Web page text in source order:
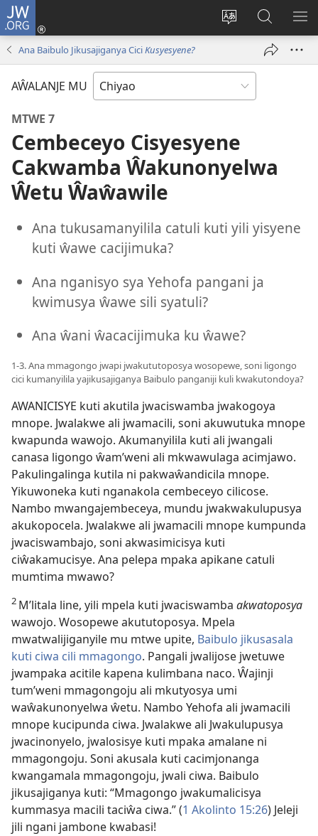
JW.ORG
Acenje
ciŵeceto
Ajinjile
(awugule
pa
JW.ORG
Ana Baibulo Jikusajiganya CiciKusyesyene?
AŴALANJE MU
MTWE 7
Cembeceyo Cisyesyene
Cakwamba Ŵakunonyelwa
Ŵetu Ŵaŵawile
Ana tukusamanyilila catuli kuti yili yisyene
kuti ŵawe cacijimuka?
Ana nganisyo sya Yehofa pangani ja
kwimusya ŵawe sili syatuli?
Ana ŵani ŵacacijimuka ku ŵawe?
1-3. Ana mmagongo jwapi jwakututoposya wosopewe, soni ligongo
cici kumanyilila yajikusajiganya Baibulo panganiji kuli kwakutondoya?
AWANICISYE kuti akutila jwaciswamba jwakogoya
mnope. Jwalakwe ali jwamacili, soni akuwutuka mnope
kwapunda wawojo. Akumanyilila kuti ali jwangali
canasa ligongo ŵam’weni ali mkwawulaga acimjawo.
Pakulingalinga kutila ni pakwaŵandicila mnope.
Yikuwoneka kuti nganakola cembeceyo cilicose.
Nambo mwangajembeceya, mundu jwakwakulupusya
akukopocela. Jwalakwe ali jwamacili mnope kumpunda
jwaciswambajo, soni akwasimicisya kuti
ciŵakamucisye. Ana pelepa mpaka apikane catuli
mumtima mwawo?
2 M’litala line, yili mpela kuti jwaciswamba akwatoposya
wawojo. Wosopewe akututoposya. Mpela
mwatwalijiganyile mu mtwe upite, Baibulo jikusasala
kuti ciwa cili mmagongo. Pangali jwalijose jwetuwe
jwampaka acitile kapena kulimbana naco. Ŵajinji
tum’weni mmagongoju ali mkutyosya umi
waŵakunonyelwa ŵetu. Nambo Yehofa ali jwamacili
mnope kucipunda ciwa. Jwalakwe ali Jwakulupusya
jwacinonyelo, jwalosisye kuti mpaka amalane ni
mmagongoju. Soni akusala kuti cacimjonanga
kwangamala mmagongoju, jwali ciwa. Baibulo
jikusajiganya kuti: “Mmagongo jwakumalicisya
kummasya macili taciŵa ciwa.” (1 Akolinto 15:26) Jeleji
jili ngani jambone kwabasi!